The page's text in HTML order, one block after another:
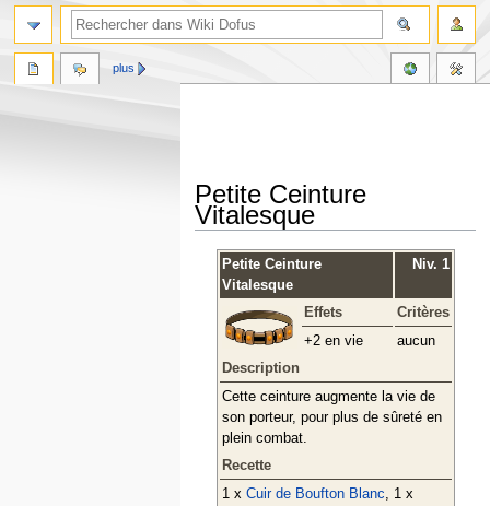
Petite Ceinture
Vitalesque
navigation
recherche
Petite Ceinture
Vitalesque
Niv. 1
Effets
Critères
+2 en vie
aucun
Description
Cette ceinture augmente la vie de
son porteur, pour plus de sûreté en
plein combat.
Recette
1 x Cuir de Boufton Blanc, 1 x
plus